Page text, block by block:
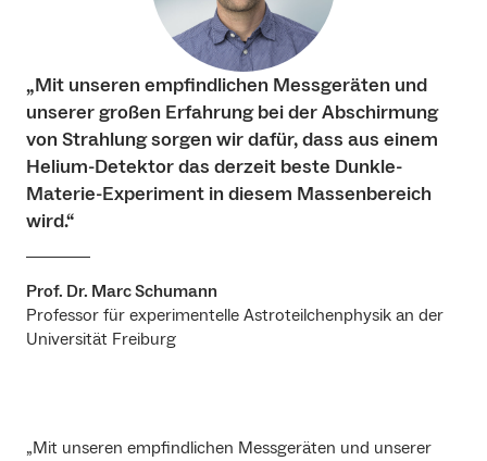
„Mit unseren empfindlichen Messgeräten und
unserer großen Erfahrung bei der Abschirmung
von Strahlung sorgen wir dafür, dass aus einem
Helium-Detektor das derzeit beste Dunkle-
Materie-Experiment in diesem Massenbereich
wird.“
Prof. Dr. Marc Schumann
Professor für experimentelle Astroteilchenphysik an der
Universität Freiburg
„Mit unseren empfindlichen Messgeräten und unserer